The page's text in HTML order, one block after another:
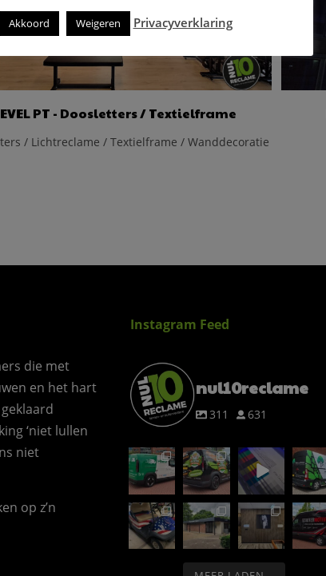
PT - Doosletters / Textielframe
/ Lichtreclame / Textielframe / Wanddecoratie
die met
en het hart
‘niet lullen
niet
op z’n
Instagram Feed
nul10reclame
311 631
Akkoord Weigeren Privacyverklaring